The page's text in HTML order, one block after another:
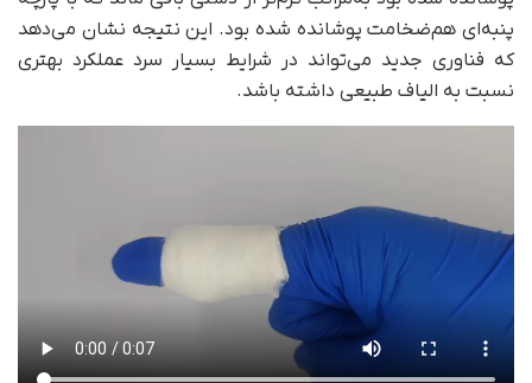
پنبه‌ای هم‌ضخامت پوشانده شده بود. این نتیجه نشان می‌دهد
که فناوری جدید می‌تواند در شرایط بسیار سرد عملکرد بهتری
نسبت به الیاف طبیعی داشته باشد.